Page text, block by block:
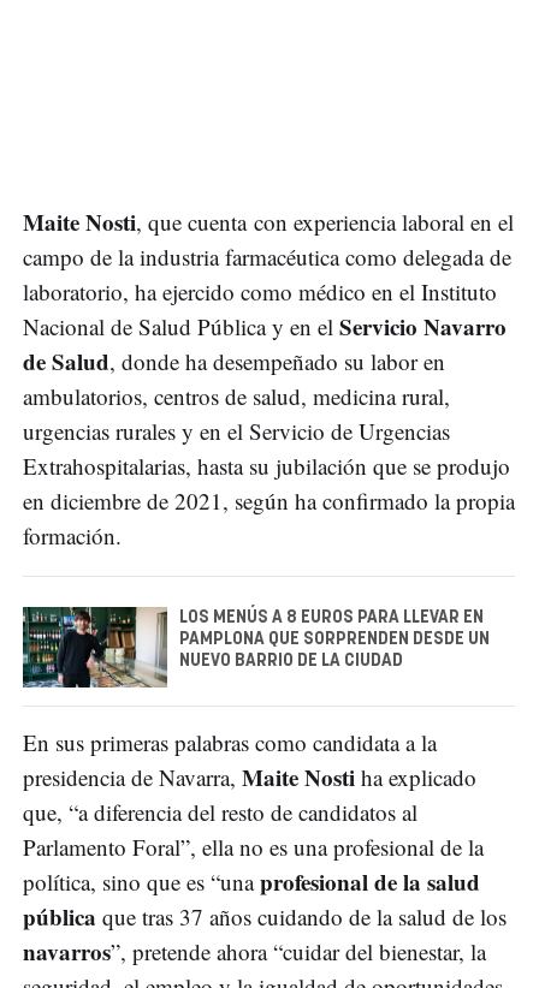
Maite Nosti, que cuenta con experiencia laboral en el
campo de la industria farmacéutica como delegada de
laboratorio, ha ejercido como médico en el Instituto
Nacional de Salud Pública y en el Servicio Navarro
de Salud, donde ha desempeñado su labor en
ambulatorios, centros de salud, medicina rural,
urgencias rurales y en el Servicio de Urgencias
Extrahospitalarias, hasta su jubilación que se produjo
en diciembre de 2021, según ha confirmado la propia
formación.
LOS MENÚS A 8 EUROS PARA LLEVAR EN
PAMPLONA QUE SORPRENDEN DESDE UN
NUEVO BARRIO DE LA CIUDAD
En sus primeras palabras como candidata a la
presidencia de Navarra, Maite Nosti ha explicado
que, “a diferencia del resto de candidatos al
Parlamento Foral”, ella no es una profesional de la
política, sino que es “unaprofesional de la salud
pública que tras 37 años cuidando de la salud de los
navarros”, pretende ahora “cuidar del bienestar, la